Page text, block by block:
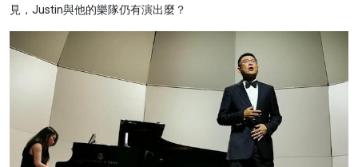
見，Justin與他的樂隊仍有演出麼？